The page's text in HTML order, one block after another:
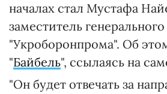
началах стал Мустафа
заместитель
"Укроборонпрома". Об
"Байбель", ссылаясь на
"Он будет отвечать за